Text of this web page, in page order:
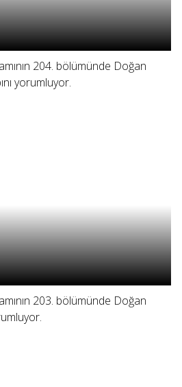
204. bölümünde Doğan
yorumluyor.
203. bölümünde Doğan